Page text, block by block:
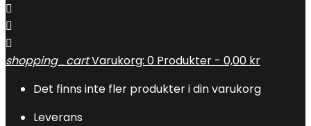



shopping_cartVarukorg: 0 Produkter - 0,00 kr
Det finns inte fler produkter i din varukorg
Leverans